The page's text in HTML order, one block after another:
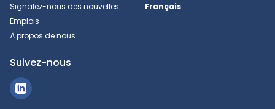
Signalez-nous des nouvelles
Emplois
À propos de nous
Français
Suivez-nous